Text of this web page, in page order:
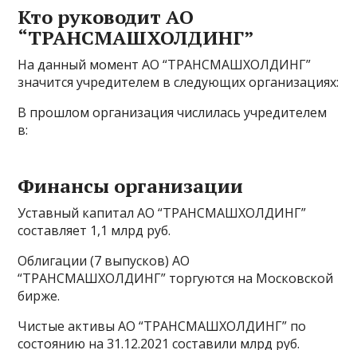
Кто руководит АО
“ТРАНСМАШХОЛДИНГ”
На данный момент АО “ТРАНСМАШХОЛДИНГ”
значится учредителем в следующих организациях:
В прошлом организация числилась учредителем
в:
Финансы организации
Уставный капитал АО “ТРАНСМАШХОЛДИНГ”
составляет 1,1 млрд руб.
Облигации (7 выпусков) АО
“ТРАНСМАШХОЛДИНГ” торгуются на Московской
бирже.
Чистые активы АО “ТРАНСМАШХОЛДИНГ” по
состоянию на 31.12.2021 составили млрд руб.